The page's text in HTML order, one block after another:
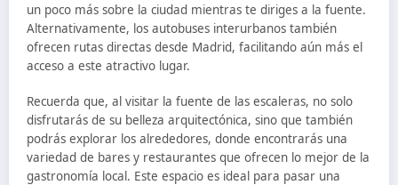
un poco más sobre la ciudad mientras te diriges a la fuente.
Alternativamente, los autobuses interurbanos también
ofrecen rutas directas desde Madrid, facilitando aún más el
acceso a este atractivo lugar.
Recuerda que, al visitar la fuente de las escaleras, no solo
disfrutarás de su belleza arquitectónica, sino que también
podrás explorar los alrededores, donde encontrarás una
variedad de bares y restaurantes que ofrecen lo mejor de la
gastronomía local. Este espacio es ideal para pasar una